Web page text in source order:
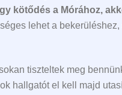
kötődés a Mórához,
lehet a
tiszteltek meg
hallgatót el kell majd